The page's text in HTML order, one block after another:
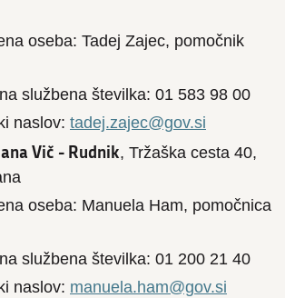
oseba: Tadej Zajec, pomočnik
službena številka: 01 583 98 00
naslov: tadej.zajec@gov.si
Vič - Rudnik, Tržaška cesta 40,
oseba: Manuela Ham, pomočnica
službena številka: 01 200 21 40
naslov: manuela.ham@gov.si